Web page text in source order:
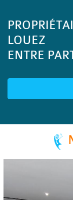
LOUEZ
ENTRE